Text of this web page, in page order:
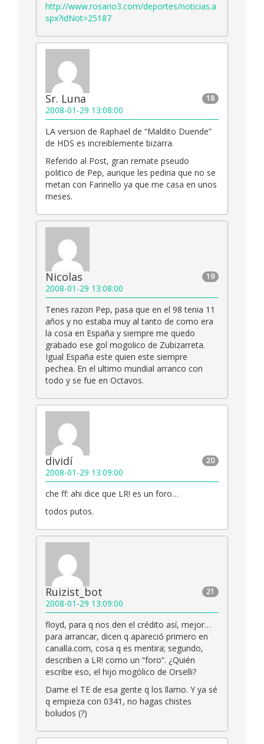
http://www.rosario3.com/deportes/noticias.a
spx?idNot=25187
18
Sr. Luna
2008-01-29 13:08:00
LA version de Raphael de “Maldito Duende”
de HDS es increiblemente bizarra.
Referido al Post, gran remate pseudo
politico de Pep, aunque les pediria que no se
metan con Farinello ya que me casa en unos
meses.
19
Nicolas
2008-01-29 13:08:00
Tenes razon Pep, pasa que en el 98 tenia 11
años y no estaba muy al tanto de como era
la cosa en España y siempre me quedo
grabado ese gol mogolico de Zubizarreta.
Igual España este quien este siempre
pechea. En el ultimo mundial arranco con
todo y se fue en Octavos.
20
dividí
2008-01-29 13:09:00
che ff: ahi dice que LR! es un foro…
todos putos.
21
Ruizist_bot
2008-01-29 13:09:00
floyd, para q nos den el crédito así, mejor…
para arrancar, dicen q apareció primero en
canalla.com, cosa q es mentira; segundo,
describen a LR! como un “foro”. ¿Quién
escribe eso, el hijo mogólico de Orselli?
Dame el TE de esa gente q los llamo. Y ya sé
q empieza con 0341, no hagas chistes
boludos (?)